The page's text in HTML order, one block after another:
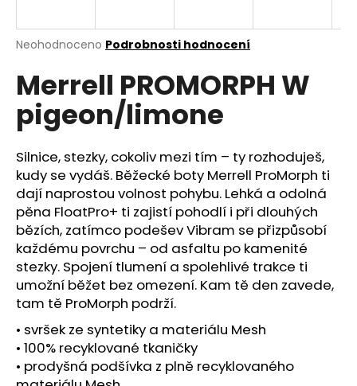
Průměrné
produktu
je
5
hvězdiček.
Neohodnoceno Podrobnosti hodnocení
Merrell PROMORPH W
pigeon/limone
Silnice, stezky, cokoliv mezi tím – ty rozhoduješ,
kudy se vydáš. Běžecké boty Merrell ProMorph ti
dají naprostou volnost pohybu. Lehká a odolná
pěna FloatPro+ ti zajistí pohodlí i při dlouhých
bězích, zatímco podešev Vibram se přizpůsobí
každému povrchu – od asfaltu po kamenité
stezky. Spojení tlumení a spolehlivé trakce ti
umožní běžet bez omezení. Kam tě den zavede,
tam tě ProMorph podrží.
• svršek ze syntetiky a materiálu Mesh
• 100% recyklované tkaničky
• prodyšná podšívka z plně recyklovaného
j
t
?
HLEDAT
D
o
p
o
r
u
č
u